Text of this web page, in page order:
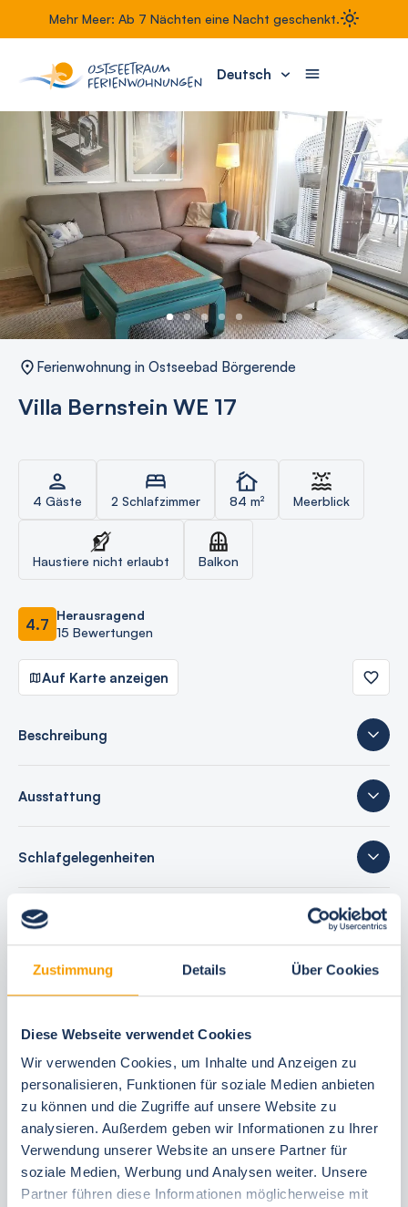
Zustimmung Details Über Cookies
Diese Webseite verwendet Cookies
Wir verwenden Cookies, um Inhalte und Anzeigen zu
personalisieren, Funktionen für soziale Medien anbieten
zu können und die Zugriffe auf unsere Website zu
analysieren. Außerdem geben wir Informationen zu Ihrer
Verwendung unserer Website an unsere Partner für
soziale Medien, Werbung und Analysen weiter. Unsere
Partner führen diese Informationen möglicherweise mit
Mehr Meer: Ab 7 Nächten eine Nacht geschenkt.
Deutsch
Ferienwohnung in Ostseebad Börgerende
Villa Bernstein WE 17
4 Gäste 2 Schlafzimmer 84 m² Meerblick
Haustiere nicht erlaubt Balkon
4.7 Herausragend
15 Bewertungen
Auf Karte anzeigen
Beschreibung
Ausstattung
Schlafgelegenheiten
15 Bewertungen
Bestpreis-Garantie
24 Stunden kostenfrei reservieren
30 Tage vor Anreise kostenfrei stornieren
Flexible An- und Abreise 24/7
Persönliche Beratungen
Schneller, direkter Support vor Ort